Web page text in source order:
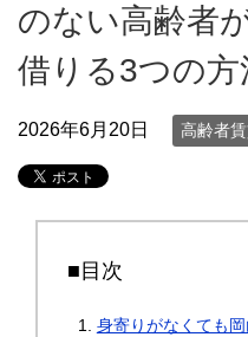
のない高齢者
借りる3つの方
2026年6月20日 高齢者
■目次
身寄りがなくても